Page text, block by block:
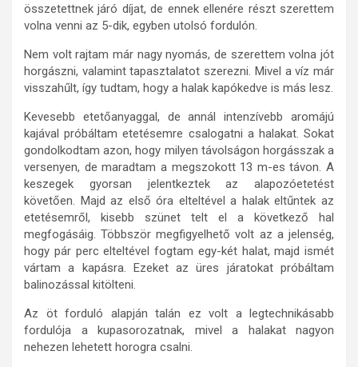
összetettnek járó díjat, de ennek ellenére részt szerettem
volna venni az 5-dik, egyben utolsó fordulón.
Nem volt rajtam már nagy nyomás, de szerettem volna jót
horgászni, valamint tapasztalatot szerezni. Mivel a víz már
visszahűlt, így tudtam, hogy a halak kapókedve is más lesz.
Kevesebb etetőanyaggal, de annál intenzívebb aromájú
kajával próbáltam etetésemre csalogatni a halakat. Sokat
gondolkodtam azon, hogy milyen távolságon horgásszak a
versenyen, de maradtam a megszokott 13 m-es távon. A
keszegek gyorsan jelentkeztek az alapozóetetést
követően. Majd az első óra elteltével a halak eltűntek az
etetésemről, kisebb szünet telt el a következő hal
megfogásáig. Többször megfigyelhető volt az a jelenség,
hogy pár perc elteltével fogtam egy-két halat, majd ismét
vártam a kapásra. Ezeket az üres járatokat próbáltam
balinozással kitölteni.
Az öt forduló alapján talán ez volt a legtechnikásabb
fordulója a kupasorozatnak, mivel a halakat nagyon
nehezen lehetett horogra csalni.